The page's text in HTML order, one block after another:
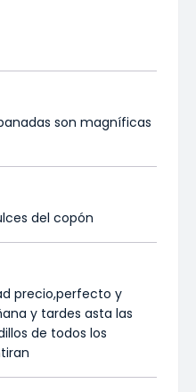
son magníficas
del copón
precio,perfecto y
y tardes asta las
de todos los